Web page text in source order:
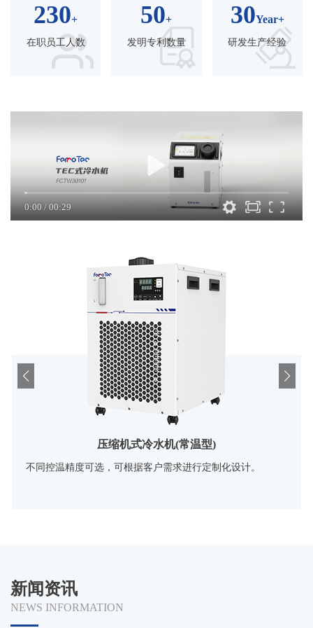
230+
在职员工人数
50+
发明专利数量
30Year+
研发生产经验
0:00/ 00:29
压缩机式冷水机(常温型)
不同控温精度可选，可根据客户需求进行定制化设计。
新闻资讯
NEWS INFORMATION